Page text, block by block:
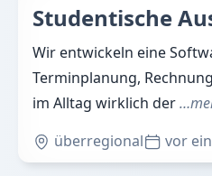
Studentische
Wir entwickeln eine
Terminplanung,
im Alltag wirklich der
überregional
vor